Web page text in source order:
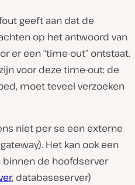
geeft aan dat de
op het antwoord van
er een “time-out” ontstaat.
voor deze time-out: de
moet teveel verzoeken
niet per se een externe
gateway). Het kan ook een
binnen de hoofdserver
, databaseserver)